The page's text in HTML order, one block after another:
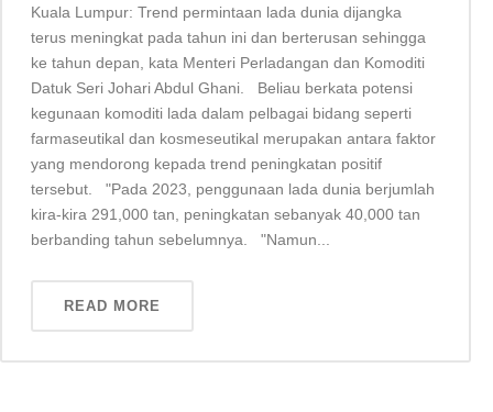
Kuala Lumpur: Trend permintaan lada dunia dijangka
terus meningkat pada tahun ini dan berterusan sehingga
ke tahun depan, kata Menteri Perladangan dan Komoditi
Datuk Seri Johari Abdul Ghani. Beliau berkata potensi
kegunaan komoditi lada dalam pelbagai bidang seperti
farmaseutikal dan kosmeseutikal merupakan antara faktor
yang mendorong kepada trend peningkatan positif
tersebut. "Pada 2023, penggunaan lada dunia berjumlah
kira-kira 291,000 tan, peningkatan sebanyak 40,000 tan
berbanding tahun sebelumnya. "Namun...
READ MORE